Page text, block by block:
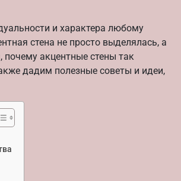
и характера любому
стена не просто выделялась, а
почему акцентные стены так
дадим полезные советы и идеи,